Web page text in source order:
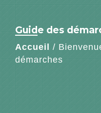
Guide des
Accueil /
démarches